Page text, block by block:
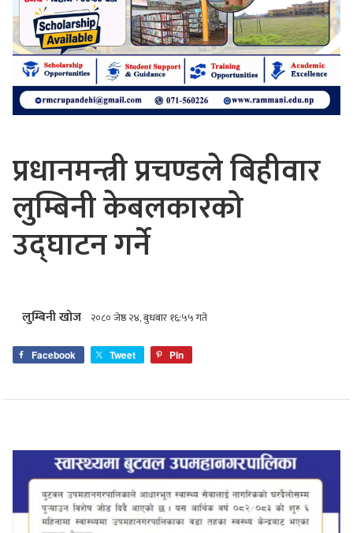
प्रधानमन्त्री प्रचण्डले बिहीवार
लुम्बिनी केबलकारको
उद्घाटन गर्ने
लुम्बिनी खोज २०८० जेष्ठ २४, बुधबार १६:५५ गते
Facebook Tweet Pin